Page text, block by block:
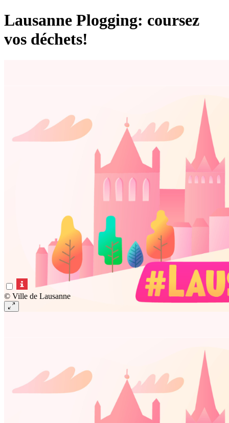
Lausanne Plogging: coursez
vos déchets!
© Ville de Lausanne